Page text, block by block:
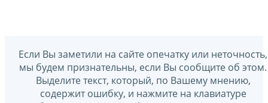
Если Вы заметили на сайте опечатку или неточность,
мы будем признательны, если Вы сообщите об этом.
Выделите текст, который, по Вашему мнению,
содержит ошибку, и нажмите на клавиатуре